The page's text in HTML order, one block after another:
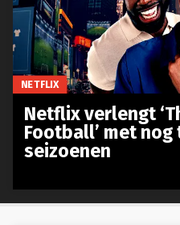
NETFLIX
Netflix verlengt
Football’ met nog
seizoenen